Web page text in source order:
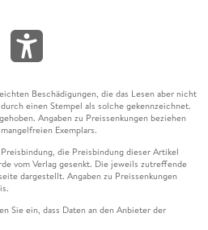
Beschädigungen, die das Lesen aber nicht
einen Stempel als solche gekennzeichnet.
Angaben zu Preissenkungen beziehen
Exemplars.
die Preisbindung dieser Artikel
vom Verlag gesenkt. Die jeweils zutreffende
dargestellt. Angaben zu Preissenkungen
Sie ein, dass Daten an den Anbieter der